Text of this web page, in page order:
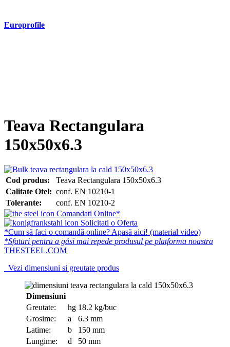
Europrofile
Teava Rectangulara
150x50x6.3
Cod produs:
Teava Rectangulara 150x50x6.3
Calitate Otel: conf. EN 10210-1
Tolerante:
conf. EN 10210-2
Comandati Online*
Solicitati o Oferta
*Cum să faci o comandă online? Apasă aici! (material video)
*Sfaturi pentru a găsi mai repede produsul pe platforma noastra
THESTEEL.COM
Vezi dimensiuni si greutate produs
Dimensiuni
Greutate:
hg 18.2 kg/buc
Grosime:
a
6.3 mm
Latime:
b
150 mm
Lungime:
d
50 mm